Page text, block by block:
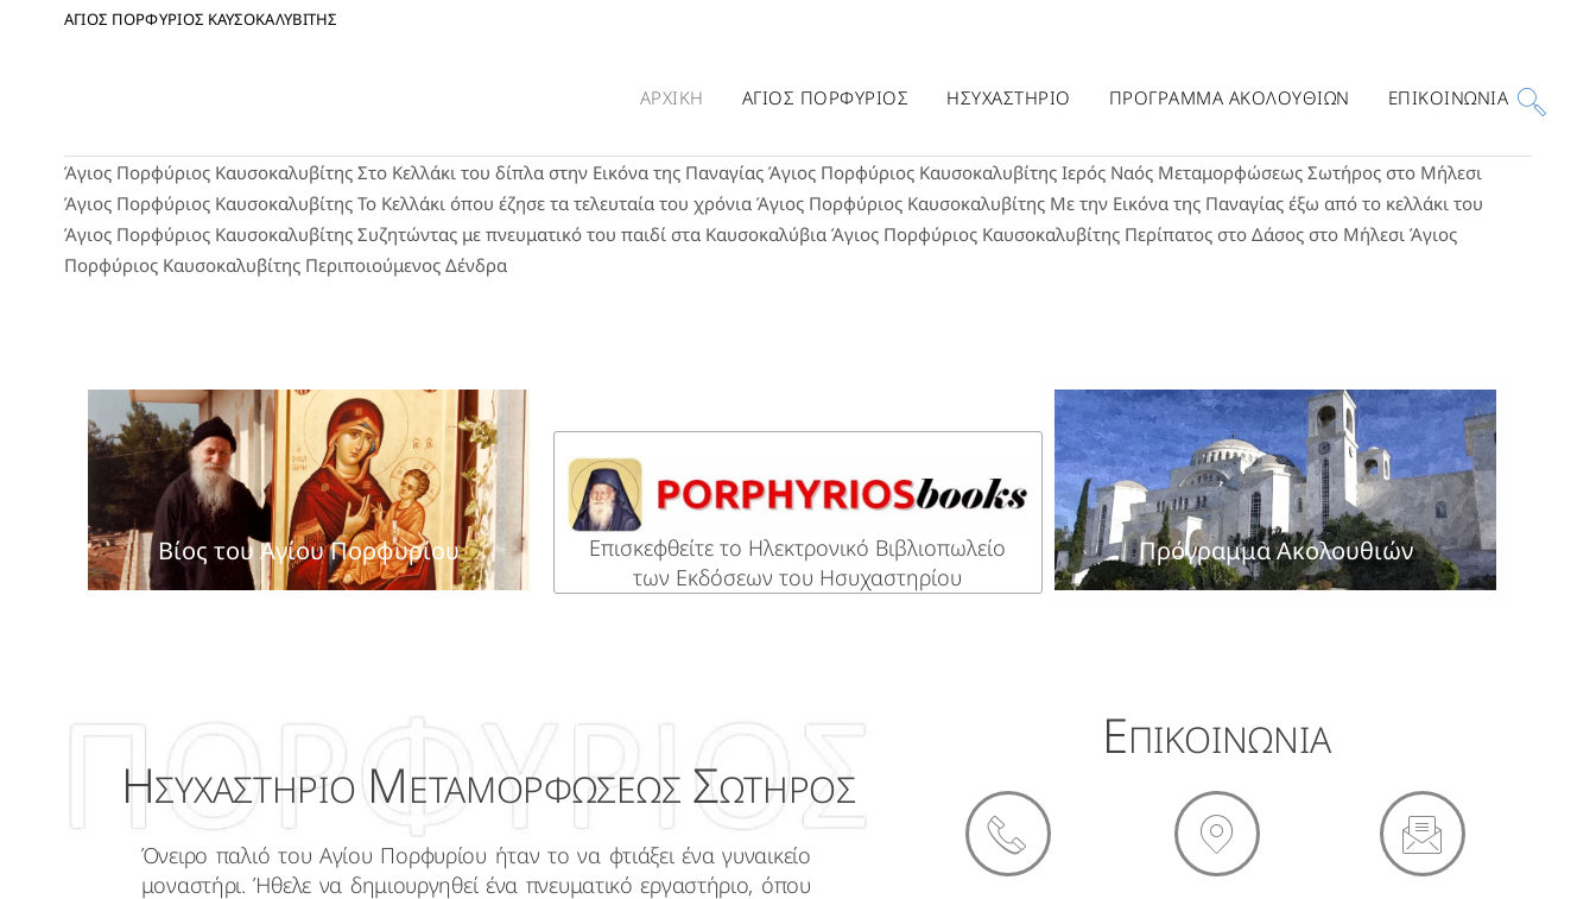
ΑΓΙΟΣ ΠΟΡΦΥΡΙΟΣ ΚΑΥΣΟΚΑΛΥΒΙΤΗΣ
ΑΡΧΙΚΗ ΑΓΙΟΣ ΠΟΡΦΥΡΙΟΣ ΗΣΥΧΑΣΤΗΡΙΟ ΠΡΟΓΡΑΜΜΑ ΑΚΟΛΟΥΘΙΩΝ ΕΠΙΚΟΙΝΩΝΙΑ
Άγιος Πορφύριος Καυσοκαλυβίτης Στο Κελλάκι του δίπλα στην Εικόνα της Παναγίας Άγιος Πορφύριος Καυσοκαλυβίτης Ιερός Ναός Μεταμορφώσεως Σωτήρος στο Μήλεσι
Άγιος Πορφύριος Καυσοκαλυβίτης Το Κελλάκι όπου έζησε τα τελευταία του χρόνια Άγιος Πορφύριος Καυσοκαλυβίτης Με την Εικόνα της Παναγίας έξω από το κελλάκι του
Άγιος Πορφύριος Καυσοκαλυβίτης Συζητώντας με πνευματικό του παιδί στα Καυσοκαλύβια Άγιος Πορφύριος Καυσοκαλυβίτης Περίπατος στο Δάσος στο Μήλεσι Άγιος
Πορφύριος Καυσοκαλυβίτης Περιποιούμενος Δένδρα
Βίος του Αγίου Πορφυρίου
Επισκεφθείτε το Ηλεκτρονικό Βιβλιοπωλείο
των Εκδόσεων του Ησυχαστηρίου
Πρόγραμμα Ακολουθιών
ΗΣΥΧΑΣΤΗΡΙΟΜΕΤΑΜΟΡΦΩΣΕΩΣ ΣΩΤΗΡΟΣ
Όνειρο παλιό του Αγίου Πορφυρίου ήταν το να φτιάξει ένα γυναικείο
μοναστήρι. Ήθελε να δημιουργηθεί ένα πνευματικό εργαστήριο, όπου
ΕΠΙΚΟΙΝΩΝΙΑ